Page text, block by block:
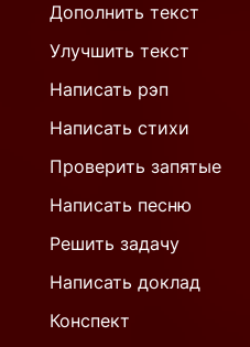
Дополнить текст
Улучшить текст
Написать рэп
Написать стихи
Проверить запятые
Написать песню
Решить задачу
Написать доклад
Конспект